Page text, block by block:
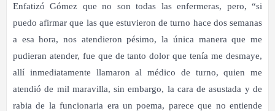
Enfatizó Gómez que no son todas las enfermeras, pero, “si
puedo afirmar que las que estuvieron de turno hace dos semanas
a esa hora, nos atendieron pésimo, la única manera que me
pudieran atender, fue que de tanto dolor que tenía me desmaye,
allí inmediatamente llamaron al médico de turno, quien me
atendió de mil maravilla, sin embargo, la cara de asustada y de
rabia de la funcionaria era un poema, parece que no entiende